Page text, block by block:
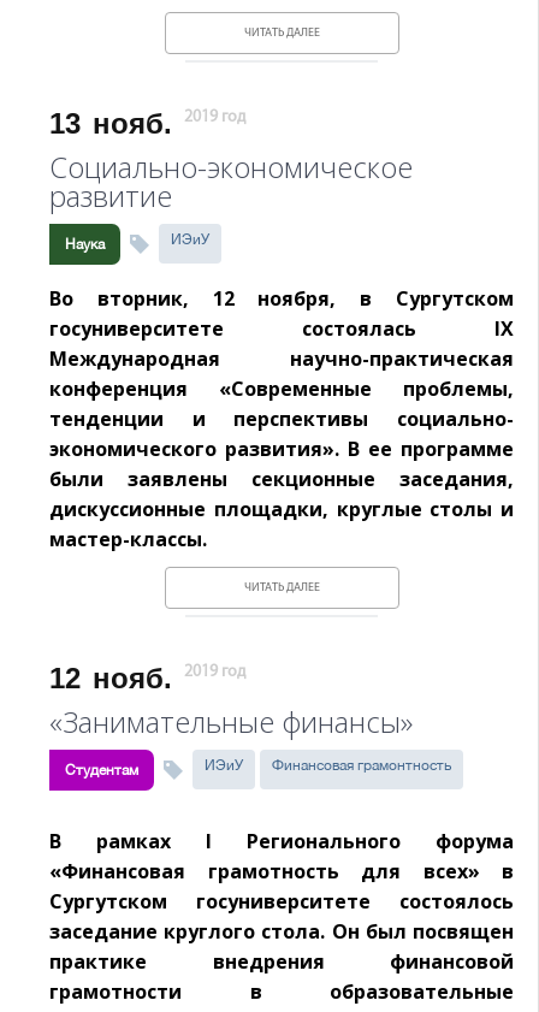
ЧИТАТЬ ДАЛЕЕ
13 нояб. 2019 год
Социально-экономическое
развитие
Наука ИЭиУ
Во вторник, 12 ноября, в Сургутском
госуниверситете состоялась IХ
Международная научно-практическая
конференция «Современные проблемы,
тенденции и перспективы социально-
экономического развития». В ее программе
были заявлены секционные заседания,
дискуссионные площадки, круглые столы и
мастер-классы.
ЧИТАТЬ ДАЛЕЕ
12 нояб. 2019 год
«Занимательные финансы»
Студентам ИЭиУ Финансовая грамонтность
В рамках I Регионального форума
«Финансовая грамотность для всех» в
Сургутском госуниверситете состоялось
заседание круглого стола. Он был посвящен
практике внедрения финансовой
грамотности в образовательные